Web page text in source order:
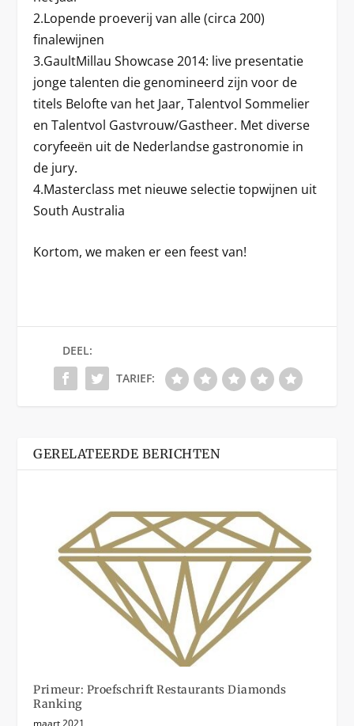
2.Lopende proeverij van alle (circa 200)
finalewijnen
3.GaultMillau Showcase 2014: live presentatie
jonge talenten die genomineerd zijn voor de
titels Belofte van het Jaar, Talentvol Sommelier
en Talentvol Gastvrouw/Gastheer. Met diverse
coryfeeën uit de Nederlandse gastronomie in
de jury.
4.Masterclass met nieuwe selectie topwijnen uit
South Australia
Kortom, we maken er een feest van!
DEEL:
TARIEF:
GERELATEERDE BERICHTEN
Primeur: Proefschrift Restaurants Diamonds
Ranking